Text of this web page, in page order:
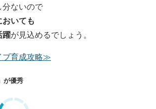
ないので
いても
躍が見込めるでしょう。
育成攻略≫
が優秀